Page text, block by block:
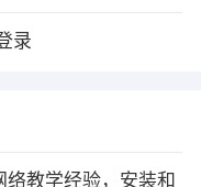
录
教学经验，安装和